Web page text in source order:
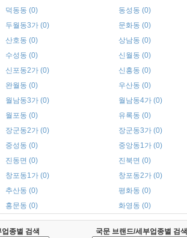
덕동동 (0)
동성동 (0)
두월동3가 (0)
문화동 (0)
산호동 (0)
상남동 (0)
수성동 (0)
신월동 (0)
신포동2가 (0)
신흥동 (0)
완월동 (0)
우산동 (0)
월남동3가 (0)
월남동4가 (0)
월포동 (0)
유록동 (0)
장군동2가 (0)
장군동3가 (0)
중성동 (0)
중앙동1가 (0)
진동면 (0)
진북면 (0)
창포동1가 (0)
창포동2가 (0)
추산동 (0)
평화동 (0)
홍문동 (0) 화영동 (0)
종별 검색
국문 브랜드/세부업종별 검색